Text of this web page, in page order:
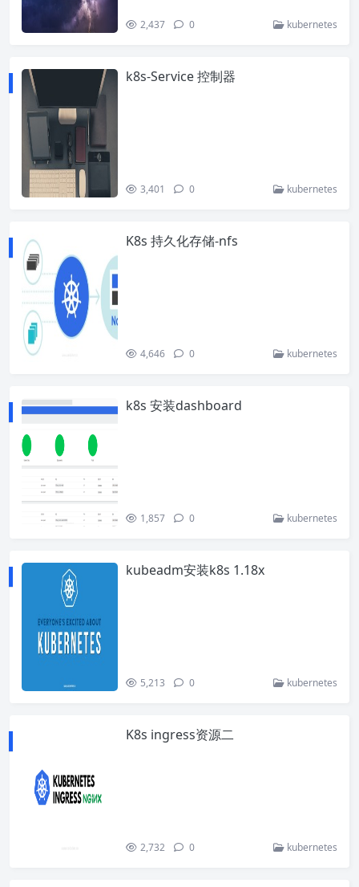
2,437 0 kubernetes
k8s-Service 控制器
3,401 0 kubernetes
K8s 持久化存储-nfs
4,646 0 kubernetes
k8s 安装dashboard
1,857 0 kubernetes
kubeadm安装k8s 1.18x
5,213 0 kubernetes
K8s ingress资源二
2,732 0 kubernetes